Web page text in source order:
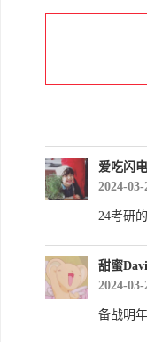
爱吃闪
2024-03-
24考研
甜蜜
2024-03-
备战明